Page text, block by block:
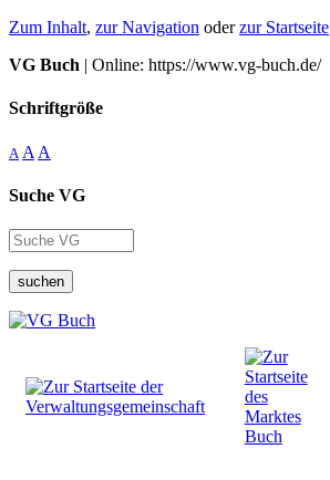
Zum Inhalt, zur Navigation oderzur Startseite
VG Buch | Online: https://www.vg-buch.de/
Schriftgröße
A A A
Suche VG
suchen